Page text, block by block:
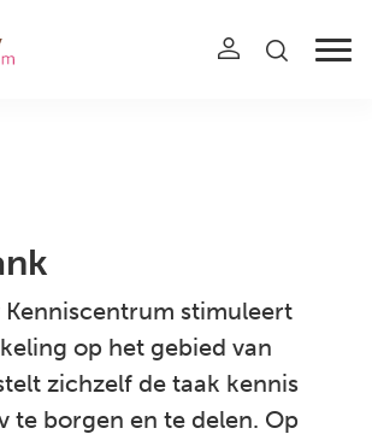
Kenniscentrum stimuleert
op het gebied van
zichzelf de taak kennis
te borgen en te delen. Op